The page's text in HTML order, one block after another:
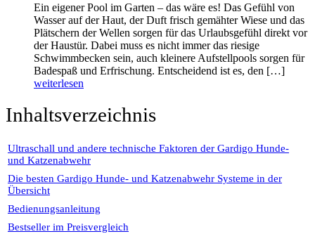
Ein eigener Pool im Garten – das wäre es! Das Gefühl von
Wasser auf der Haut, der Duft frisch gemähter Wiese und das
Plätschern der Wellen sorgen für das Urlaubsgefühl direkt vor
der Haustür. Dabei muss es nicht immer das riesige
Schwimmbecken sein, auch kleinere Aufstellpools sorgen für
Badespaß und Erfrischung. Entscheidend ist es, den […]
weiterlesen
Inhaltsverzeichnis
Ultraschall und andere technische Faktoren der Gardigo Hunde-
und Katzenabwehr
Die besten Gardigo Hunde- und Katzenabwehr Systeme in der
Übersicht
Bedienungsanleitung
Bestseller im Preisvergleich